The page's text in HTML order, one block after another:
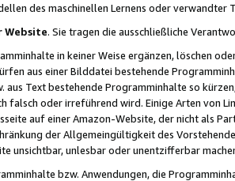
des maschinellen Lernens oder
Website. Sie tragen die ausschließliche
in keiner Weise ergänzen, löschen
aus einer Bilddatei bestehende
aus Text bestehende Programminhalte so
falsch oder irreführend wird. Einige Arten von
auf einer Amazon-Website, der nicht als
der Allgemeingültigkeit des
unsichtbar, unlesbar oder unentzifferbar
bzw. Anwendungen, die